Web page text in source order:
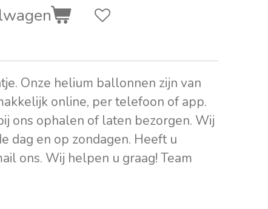
Onze helium ballonnen zijn van
online, per telefoon of app.
ons ophalen of laten bezorgen. Wij
dag en op zondagen. Heeft u
ons. Wij helpen u graag! Team